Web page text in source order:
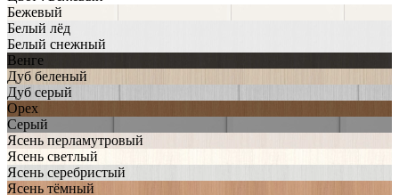
Бежевый
Белый лёд
Белый снежный
Венге
Дуб беленый
Дуб серый
Орех
Серый
Ясень перламутровый
Ясень светлый
Ясень серебристый
Ясень тёмный